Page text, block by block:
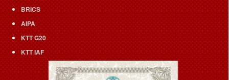
BRICS
AIPA
KTT G20
KTT IAF